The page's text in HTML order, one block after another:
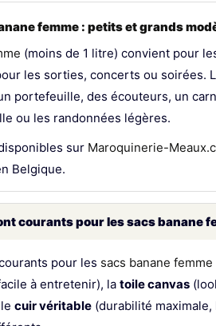
femme : petits et grands
(moins de 1 litre) convient pour
les sorties, concerts ou soirées.
portefeuille, des écouteurs, un
ou les randonnées légères.
sur Maroquinerie-
Belgique.
courants pour les sacs banane
pour les sacs banane femme
à entretenir), la toile canvas
cuir véritable (durabilité